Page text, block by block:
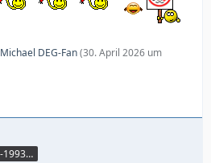
Michael DEG-Fan(30. April 2026 um
Stehplatz 1975/76-1993/94